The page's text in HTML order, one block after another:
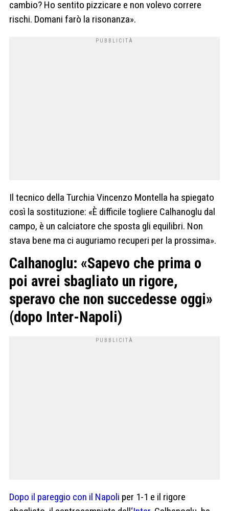
cambio? Ho sentito pizzicare e non volevo correre
rischi. Domani farò la risonanza».
Il tecnico della Turchia Vincenzo Montella ha spiegato
così la sostituzione: «È difficile togliere Calhanoglu dal
campo, è un calciatore che sposta gli equilibri. Non
stava bene ma ci auguriamo recuperi per la prossima».
Calhanoglu: «Sapevo che prima o
poi avrei sbagliato un rigore,
speravo che non succedesse oggi»
(dopo Inter-Napoli)
Dopo il pareggio con il Napoli per 1-1 e il rigore